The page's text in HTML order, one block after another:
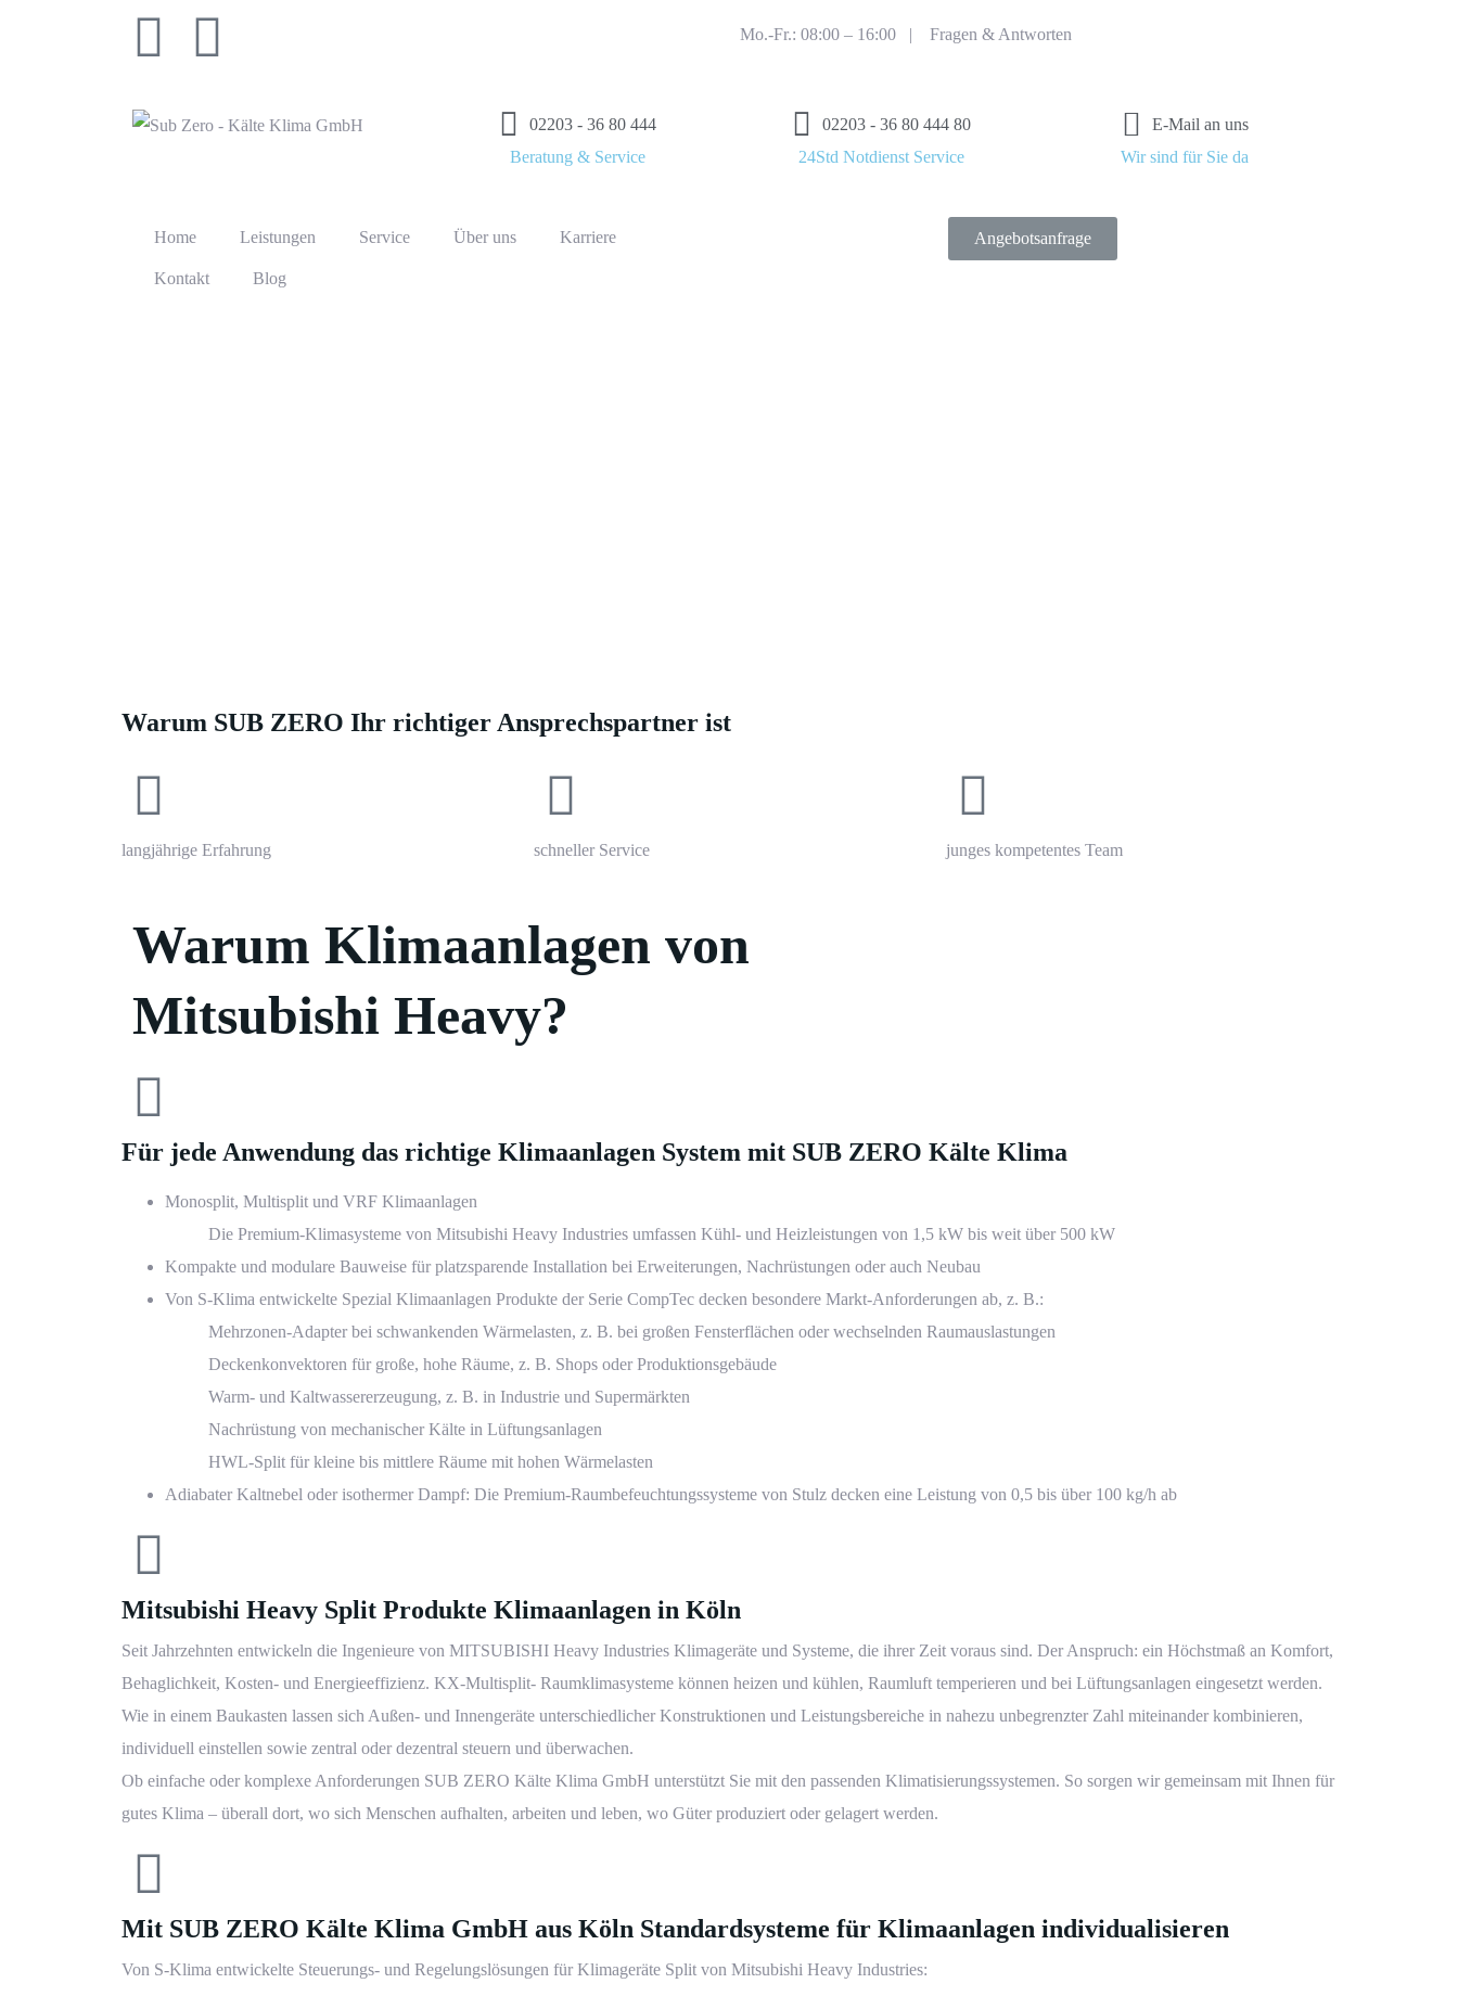
Mo.-Fr.: 08:00 – 16:00 | Fragen & Antworten
02203 - 36 80 444
Beratung & Service
02203 - 36 80 444 80
24Std Notdienst Service
E-Mail an uns
Wir sind für Sie da
Home Leistungen Service Über uns Karriere
Kontakt Blog
Angebotsanfrage
Warum SUB ZERO Ihr richtiger Ansprechspartner ist
langjährige Erfahrung schneller Service junges kompetentes Team
Warum Klimaanlagen von
Mitsubishi Heavy?
Für jede Anwendung das richtige Klimaanlagen System mit SUB ZERO Kälte Klima
Monosplit, Multisplit und VRF Klimaanlagen
Die Premium-Klimasysteme von Mitsubishi Heavy Industries umfassen Kühl- und Heizleistungen von 1,5 kW bis weit über 500 kW
Kompakte und modulare Bauweise für platzsparende Installation bei Erweiterungen, Nachrüstungen oder auch Neubau
Von S-Klima entwickelte Spezial Klimaanlagen Produkte der Serie CompTec decken besondere Markt-Anforderungen ab, z. B.:
Mehrzonen-Adapter bei schwankenden Wärmelasten, z. B. bei großen Fensterflächen oder wechselnden Raumauslastungen
Deckenkonvektoren für große, hohe Räume, z. B. Shops oder Produktionsgebäude
Warm- und Kaltwassererzeugung, z. B. in Industrie und Supermärkten
Nachrüstung von mechanischer Kälte in Lüftungsanlagen
HWL-Split für kleine bis mittlere Räume mit hohen Wärmelasten
Adiabater Kaltnebel oder isothermer Dampf: Die Premium-Raumbefeuchtungssysteme von Stulz decken eine Leistung von 0,5 bis über 100 kg/h ab
Mitsubishi Heavy Split Produkte Klimaanlagen in Köln
Seit Jahrzehnten entwickeln die Ingenieure von MITSUBISHI Heavy Industries Klimageräte und Systeme, die ihrer Zeit voraus sind. Der Anspruch: ein Höchstmaß an Komfort,
Behaglichkeit, Kosten- und Energieeffizienz. KX-Multisplit- Raumklimasysteme können heizen und kühlen, Raumluft temperieren und bei Lüftungsanlagen eingesetzt werden.
Wie in einem Baukasten lassen sich Außen- und Innengeräte unterschiedlicher Konstruktionen und Leistungsbereiche in nahezu unbegrenzter Zahl miteinander kombinieren,
individuell einstellen sowie zentral oder dezentral steuern und überwachen.
Ob einfache oder komplexe Anforderungen SUB ZERO Kälte Klima GmbH unterstützt Sie mit den passenden Klimatisierungssystemen. So sorgen wir gemeinsam mit Ihnen für
gutes Klima – überall dort, wo sich Menschen aufhalten, arbeiten und leben, wo Güter produziert oder gelagert werden.
Mit SUB ZERO Kälte Klima GmbH aus Köln Standardsysteme für Klimaanlagen individualisieren
Von S-Klima entwickelte Steuerungs- und Regelungslösungen für Klimageräte Split von Mitsubishi Heavy Industries: